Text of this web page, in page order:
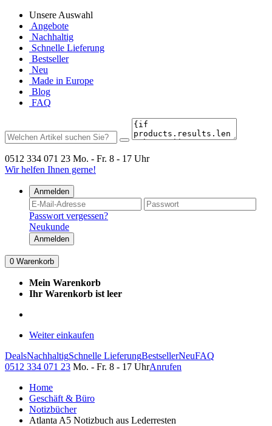
Unsere Auswahl
Angebote
Nachhaltig
Schnelle Lieferung
Bestseller
Neu
Made in Europe
Blog
FAQ
0512 334 071 23 Mo. - Fr. 8 - 17 Uhr
Wir helfen Ihnen gerne!
Anmelden
Passwort vergessen?
Neukunde
Anmelden
0 Warenkorb
Mein Warenkorb
Ihr Warenkorb ist leer
Weiter einkaufen
DealsNachhaltigSchnelle LieferungBestsellerNeuFAQ
0512 334 071 23 Mo. - Fr. 8 - 17 UhrAnrufen
Home
Geschäft & Büro
Notizbücher
Atlanta A5 Notizbuch aus Lederresten